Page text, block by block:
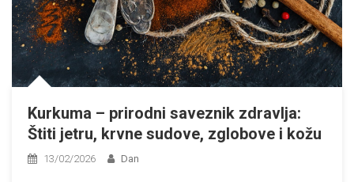
Kurkuma – prirodni saveznik zdravlja:
Štiti jetru, krvne sudove, zglobove i kožu
13/02/2026 Dan